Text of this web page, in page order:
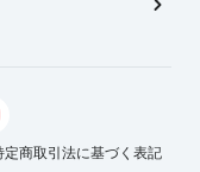
定商取引法に基づく表記